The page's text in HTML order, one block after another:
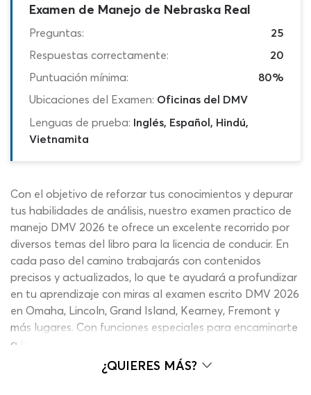
Examen de Manejo de Nebraska Real
Preguntas:
25
Respuestas correctamente:
20
Puntuación mínima:
80%
Ubicaciones del Examen: Oficinas del DMV
Lenguas de prueba: Inglés, Español, Hindú,
Vietnamita
Con el objetivo de reforzar tus conocimientos y depurar
tus habilidades de análisis, nuestro examen practico de
manejo DMV 2026 te ofrece un excelente recorrido por
diversos temas del libro para la licencia de conducir. En
cada paso del camino trabajarás con contenidos
precisos y actualizados, lo que te ayudará a profundizar
en tu aprendizaje con miras al examen escrito DMV 2026
en Omaha, Lincoln, Grand Island, Kearney, Fremont y
más lugares. Con funciones especiales para encaminarte
a las respuestas y hacer correcciones sobre la marcha,
podrás aprovechar todos los enunciados para mejorar
tus perspectivas de éxito de cara a la cita con las
¿QUIERES MÁS?